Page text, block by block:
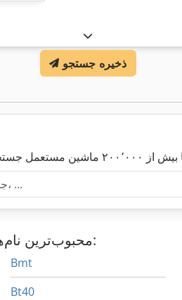
ذخیره جستجو
محبوب‌ترین نام‌های ماشین‌آلات را مرور کنید:
Bmt
Bt40